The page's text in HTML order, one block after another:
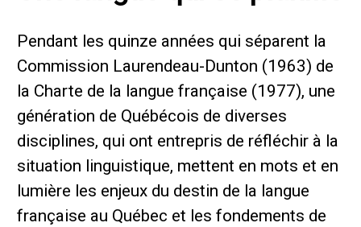
Pendant les quinze années qui séparent la
Commission Laurendeau-Dunton (1963) de
la Charte de la langue française (1977), une
génération de Québécois de diverses
disciplines, qui ont entrepris de réfléchir à la
situation linguistique, mettent en mots et en
lumière les enjeux du destin de la langue
française au Québec et les fondements de